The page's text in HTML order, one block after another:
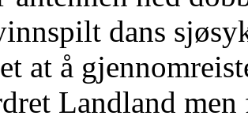
dans
at å
Landland